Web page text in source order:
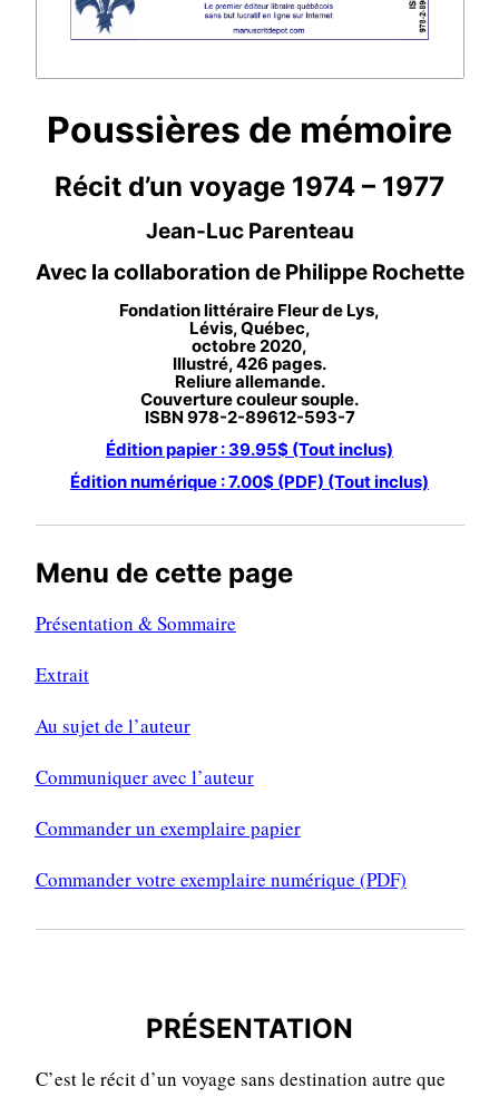
Poussières de mémoire
Récit d’un voyage 1974 – 1977
Jean-Luc Parenteau
Avec la collaboration de Philippe Rochette
Fondation littéraire Fleur de Lys,
Lévis, Québec,
octobre 2020,
Illustré, 426 pages.
Reliure allemande.
Couverture couleur souple.
ISBN 978-2-89612-593-7
Édition papier : 39.95$ (Tout inclus)
Édition numérique : 7.00$ (PDF) (Tout inclus)
Menu de cette page
Présentation & Sommaire
Extrait
Au sujet de l’auteur
Communiquer avec l’auteur
Commander un exemplaire papier
Commander votre exemplaire numérique (PDF)
PRÉSENTATION
C’est le récit d’un voyage sans destination autre que